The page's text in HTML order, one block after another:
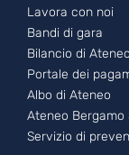
Lavora con noi
Bandi di gara
Bilancio di Ateneo
Portale dei
Albo di Ateneo
Ateneo Bergamo
Servizio di